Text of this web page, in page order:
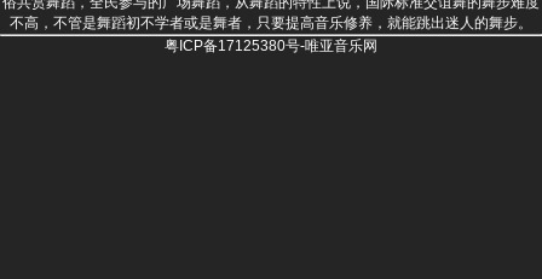
不高，不管是舞蹈初不学者或是舞者，只要提高音乐修养，就能跳出迷人的舞步。
粤ICP备17125380号-唯亚音乐网